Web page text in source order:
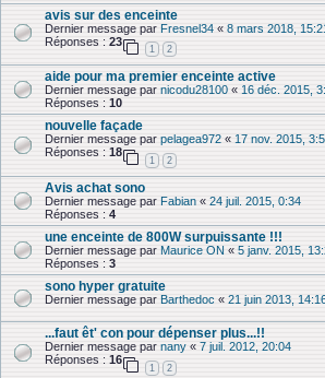
avis sur des enceinte
Dernier message par Fresnel34 « 8 mars 2018,
Réponses : 23
1 2
aide pour ma premier enceinte active
Dernier message par nicodu28100 « 16 déc. 2015,
Réponses : 10
nouvelle façade
Dernier message par pelagea972 « 17 nov. 2015,
Réponses : 18
1 2
Avis achat sono
Dernier message par Fabian « 24 juil. 2015, 0:34
Réponses : 4
une enceinte de 800W surpuissante !!!
Dernier message par Maurice ON « 5 janv. 2015,
Réponses : 3
sono hyper gratuite
Dernier message par Barthedoc « 21 juin 2013,
...faut êt' con pour dépenser plus...!!
Dernier message par nany « 7 juil. 2012, 20:04
Réponses : 16
1 2